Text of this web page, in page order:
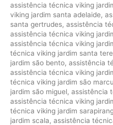
assistência técnica viking
viking jardim santa adelaide,
santa gertrudes, assistência
assistência técnica viking
assistência técnica viking
técnica viking jardim santa
jardim são bento, assistência
assistência técnica viking
técnica viking jardim são
jardim são miguel, assistência
assistência técnica viking
técnica viking jardim
jardim scala, assistência